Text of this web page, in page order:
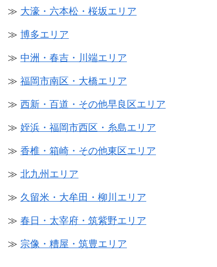
≫ 大濠・六本松・桜坂エリア
≫ 博多エリア
≫ 中洲・春吉・川端エリア
≫ 福岡市南区・大橋エリア
≫ 西新・百道・その他早良区エリア
≫ 姪浜・福岡市西区・糸島エリア
≫ 香椎・箱崎・その他東区エリア
≫ 北九州エリア
≫ 久留米・大牟田・柳川エリア
≫ 春日・太宰府・筑紫野エリア
≫ 宗像・糟屋・筑豊エリア